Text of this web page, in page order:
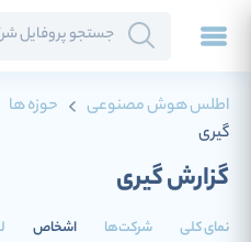
اطلس هوش مصنوعی حوزه ها
گیری
گزارش گیری
نمای کلی شرکت‌ها اشخاص